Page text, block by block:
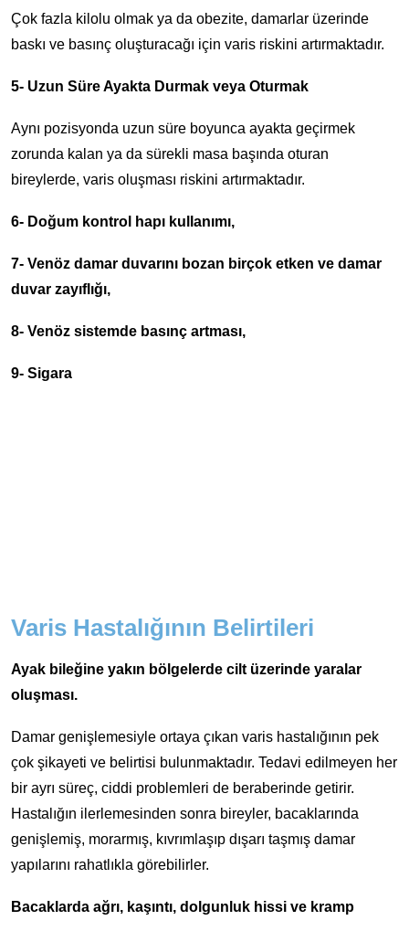
Çok fazla kilolu olmak ya da obezite, damarlar üzerinde
baskı ve basınç oluşturacağı için varis riskini artırmaktadır.
5- Uzun Süre Ayakta Durmak veya Oturmak
Aynı pozisyonda uzun süre boyunca ayakta geçirmek
zorunda kalan ya da sürekli masa başında oturan
bireylerde, varis oluşması riskini artırmaktadır.
6- Doğum kontrol hapı kullanımı,
7- Venöz damar duvarını bozan birçok etken ve damar
duvar zayıflığı,
8- Venöz sistemde basınç artması,
9- Sigara
Varis Hastalığının Belirtileri
Ayak bileğine yakın bölgelerde cilt üzerinde yaralar
oluşması.
Damar genişlemesiyle ortaya çıkan varis hastalığının pek
çok şikayeti ve belirtisi bulunmaktadır. Tedavi edilmeyen her
bir ayrı süreç, ciddi problemleri de beraberinde getirir.
Hastalığın ilerlemesinden sonra bireyler, bacaklarında
genişlemiş, morarmış, kıvrımlaşıp dışarı taşmış damar
yapılarını rahatlıkla görebilirler.
Bacaklarda ağrı, kaşıntı, dolgunluk hissi ve kramp